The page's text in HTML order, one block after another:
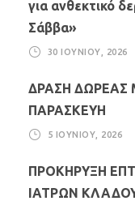
για ανθεκτικό
Σάββα»
30 ΙΟΥΝΊΟΥ, 2026
ΔΡΑΣΗ ΔΩΡΕΑΣ
ΠΑΡΑΣΚΕΥΗ
5 ΙΟΥΝΊΟΥ, 2026
ΠΡΟΚΗΡΥΞΗ
ΙΑΤΡΩΝ